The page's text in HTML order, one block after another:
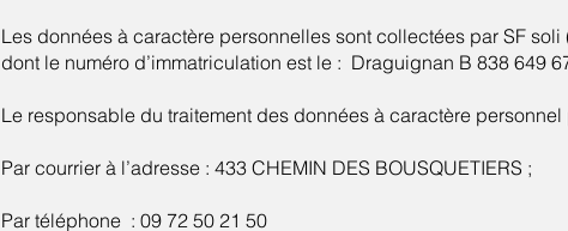
Les données à caractère personnelles sont collectées par SF
dont le numéro d’immatriculation est le : Draguignan B 838 649
Le responsable du traitement des données à caractère
Par courrier à l’adresse : 433 CHEMIN DES BOUSQUETIERS ;
Par téléphone : 09 72 50 21 50